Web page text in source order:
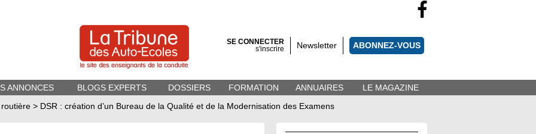
SE CONNECTER
s'inscrire
Newsletter ABONNEZ-VOUS
ANNONCES BLOGS EXPERTS DOSSIERS FORMATION ANNUAIRES
LE MAGAZINE
> DSR : création d’un Bureau de la Qualité et de la Modernisation des Examens